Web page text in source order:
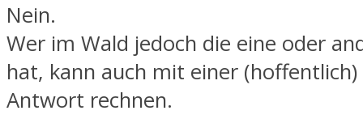
Nein.
Wer im Wald jedoch die eine oder
hat, kann auch mit einer
Antwort rechnen.